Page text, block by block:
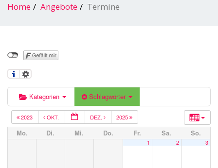
Home Angebote Termine
Kategorien Schlagwörter
2023 OKT. DEZ. 2025
Mo. Di. Mi. Do. Fr. Sa. So.
1 2 3